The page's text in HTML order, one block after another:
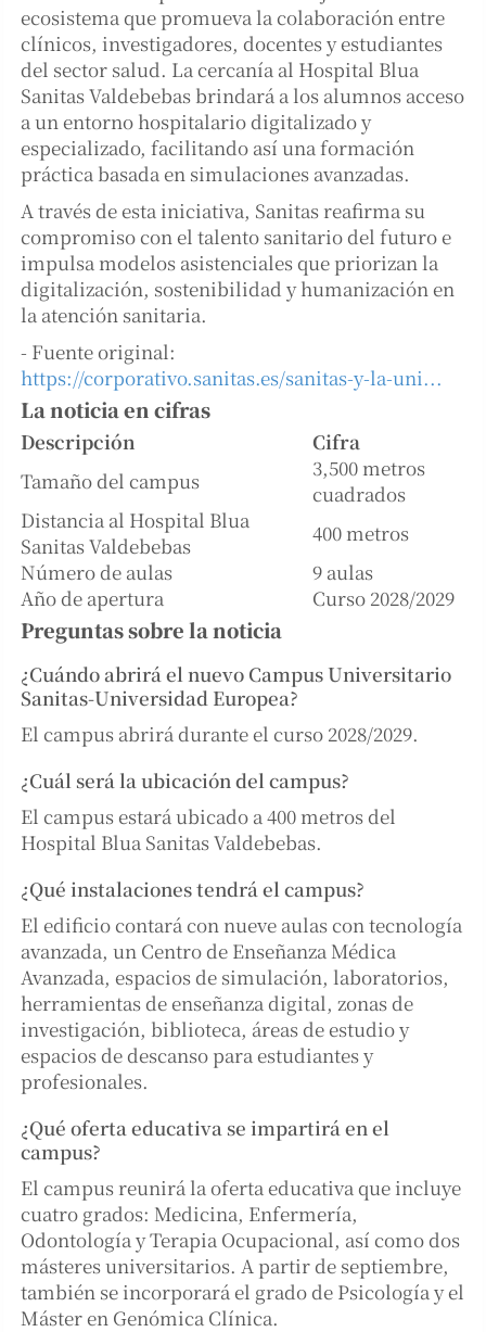
ecosistema que promueva la colaboración entre
clínicos, investigadores, docentes y estudiantes
del sector salud. La cercanía al Hospital Blua
Sanitas Valdebebas brindará a los alumnos acceso
a un entorno hospitalario digitalizado y
especializado, facilitando así una formación
práctica basada en simulaciones avanzadas.
A través de esta iniciativa, Sanitas reafirma su
compromiso con el talento sanitario del futuro e
impulsa modelos asistenciales que priorizan la
digitalización, sostenibilidad y humanización en
la atención sanitaria.
- Fuente original:
https://corporativo.sanitas.es/sanitas-y-la-uni...
La noticia en cifras
Descripción
Cifra
Tamaño del campus
3,500 metros
cuadrados
Distancia al Hospital Blua
Sanitas Valdebebas
400 metros
Número de aulas
9 aulas
Año de apertura
Curso 2028/2029
Preguntas sobre la noticia
¿Cuándo abrirá el nuevo Campus Universitario
Sanitas-Universidad Europea?
El campus abrirá durante el curso 2028/2029.
¿Cuál será la ubicación del campus?
El campus estará ubicado a 400 metros del
Hospital Blua Sanitas Valdebebas.
¿Qué instalaciones tendrá el campus?
El edificio contará con nueve aulas con tecnología
avanzada, un Centro de Enseñanza Médica
Avanzada, espacios de simulación, laboratorios,
herramientas de enseñanza digital, zonas de
investigación, biblioteca, áreas de estudio y
espacios de descanso para estudiantes y
profesionales.
¿Qué oferta educativa se impartirá en el
campus?
El campus reunirá la oferta educativa que incluye
cuatro grados: Medicina, Enfermería,
Odontología y Terapia Ocupacional, así como dos
másteres universitarios. A partir de septiembre,
también se incorporará el grado de Psicología y el
Máster en Genómica Clínica.